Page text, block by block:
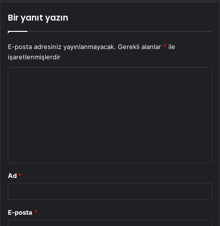
Bir yanıt yazın
E-posta adresiniz yayınlanmayacak. Gerekli alanlar * ile
işaretlenmişlerdir
Ad *
E-posta *